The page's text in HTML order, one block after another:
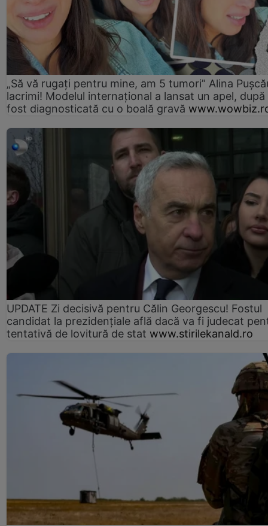
„Să vă rugați pentru mine, am 5 tumori” Alina
lacrimi! Modelul internațional a lansat un apel, după
fost diagnosticată cu o boală gravă
UPDATE Zi decisivă pentru Călin Georgescu! Fostul
candidat la prezidențiale află dacă va fi judecat
tentativă de lovitură de stat www.stirilekanald.ro